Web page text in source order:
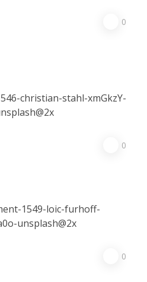
0
0
0